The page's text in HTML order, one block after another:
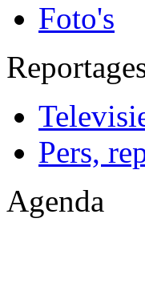
Foto's
Pers,
Agenda